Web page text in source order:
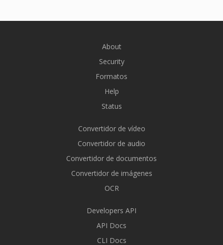
About
Security
Formatos
Help
Status
Convertidor de vídeo
Convertidor de audio
Convertidor de documentos
Convertidor de imágenes
OCR
Developers API
API Docs
CLI Docs